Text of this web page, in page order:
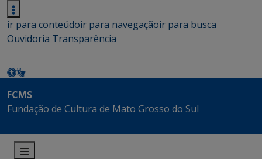
ir para conteúdoir para navegaçãoir para busca
Ouvidoria Transparência
FCMS
Fundação de Cultura de Mato Grosso do Sul